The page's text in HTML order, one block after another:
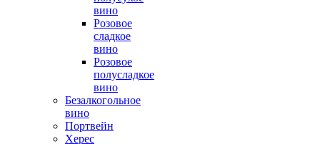
вино
Розовое
сладкое
вино
Розовое
полусладкое
вино
Безалкогольное
вино
Портвейн
Херес